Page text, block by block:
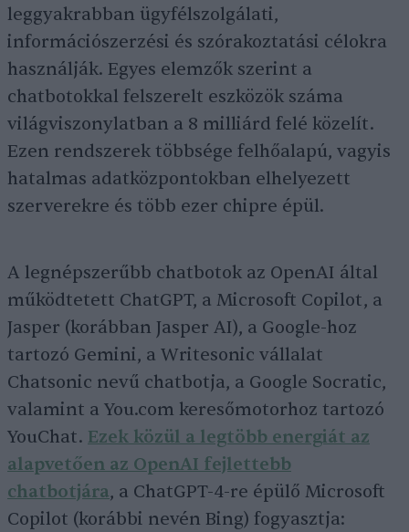
leggyakrabban ügyfélszolgálati,
információszerzési és szórakoztatási célokra
használják. Egyes elemzők szerint a
chatbotokkal felszerelt eszközök száma
világviszonylatban a 8 milliárd felé közelít.
Ezen rendszerek többsége felhőalapú, vagyis
hatalmas adatközpontokban elhelyezett
szerverekre és több ezer chipre épül.
A legnépszerűbb chatbotok az OpenAI által
működtetett ChatGPT, a Microsoft Copilot, a
Jasper (korábban Jasper AI), a Google-hoz
tartozó Gemini, a Writesonic vállalat
Chatsonic nevű chatbotja, a Google Socratic,
valamint a You.com keresőmotorhoz tartozó
YouChat. Ezek közül a legtöbb energiát az
alapvetően az OpenAI fejlettebb
chatbotjára, a ChatGPT-4-re épülő Microsoft
Copilot (korábbi nevén Bing) fogyasztja: